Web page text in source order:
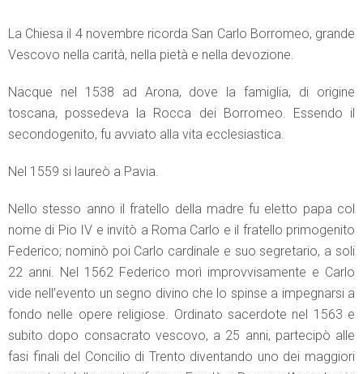
La Chiesa il 4 novembre ricorda San Carlo Borromeo, grande
Vescovo nella carità, nella pietà e nella devozione.
Nacque nel 1538 ad Arona, dove la famiglia, di origine
toscana, possedeva la Rocca dei Borromeo. Essendo il
secondogenito, fu avviato alla vita ecclesiastica.
Nel 1559 si laureò a Pavia.
Nello stesso anno il fratello della madre fu eletto papa col
nome di Pio IV e invitò a Roma Carlo e il fratello primogenito
Federico; nominò poi Carlo cardinale e suo segretario, a soli
22 anni. Nel 1562 Federico morì improvvisamente e Carlo
vide nell’evento un segno divino che lo spinse a impegnarsi a
fondo nelle opere religiose. Ordinato sacerdote nel 1563 e
subito dopo consacrato vescovo, a 25 anni, partecipò alle
fasi finali del Concilio di Trento diventando uno dei maggiori